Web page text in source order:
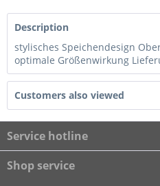
Description
stylisches Speichendesign
optimale Größenwirkung
Customers also viewed
Service hotline
Shop service